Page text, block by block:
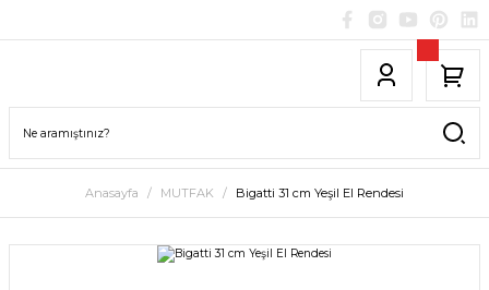
Anasayfa MUTFAK Bigatti 31 cm Yeşil El Rendesi